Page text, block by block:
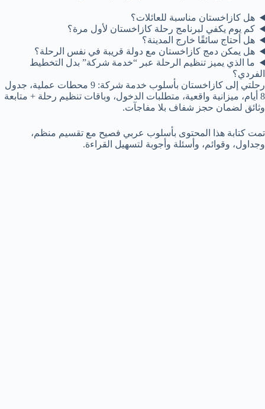
هل كازاخستان مناسبة للعائلات؟
كم يوم يكفي لبرنامج رحلة كازاخستان لأول مرة؟
هل أحتاج سائقًا خارج المدينة؟
هل يمكن دمج كازاخستان مع دولة قريبة في نفس الرحلة؟
ما الذي يميز تنظيم الرحلة عبر “خدمة شركة” بدل التخطيط
الفردي؟
رحلتي إلى كازاخستان بأسلوب خدمة شركة: 9 محطات عملية، جدول
8 أيام، ميزانية واقعية، متطلبات الدخول، وباقات تنظيم رحلة + متابعة
وثائق لضمان حجز شفاف بلا مفاجآت.
تمت كتابة هذا المحتوى بأسلوب عربي فصيح مع تقسيم منظم،
وجداول، وقوائم، وأسئلة وأجوبة لتسهيل القراءة.